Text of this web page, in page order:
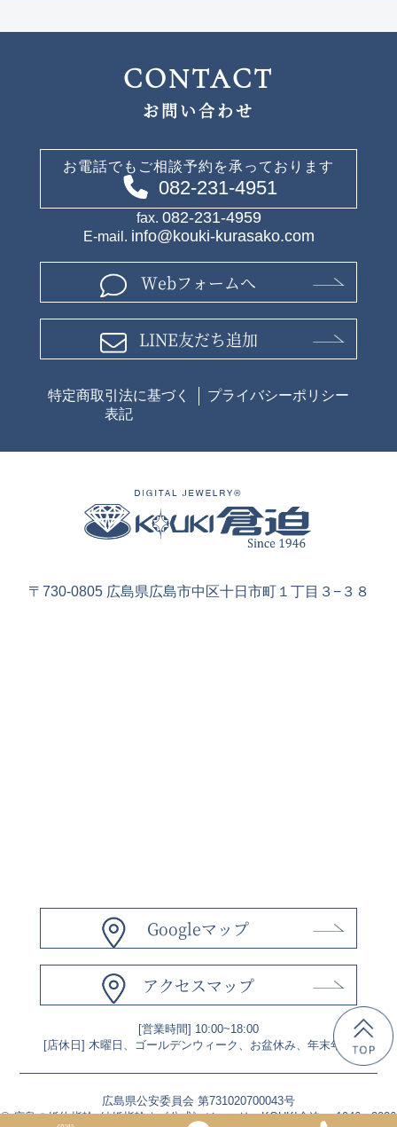
CONTACT
お問い合わせ
お電話でもご相談予約を承っております
082-231-4951
fax. 082-231-4959
E-mail. info@kouki-kurasako.com
Webフォームへ
LINE友だち追加
特定商取引法に基づく
表記
プライバシーポリシー
〒730-0805 広島県広島市中区十日市町１丁目３−３８
Googleマップ
アクセスマップ
[営業時間] 10:00~18:00
[店休日] 木曜日、ゴールデンウィーク、お盆休み、年末年始
広島県公安委員会 第731020700043号
©広島の婚約指輪･結婚指輪｜《公式》ジュエリーKOUKI倉迫1946 -2026